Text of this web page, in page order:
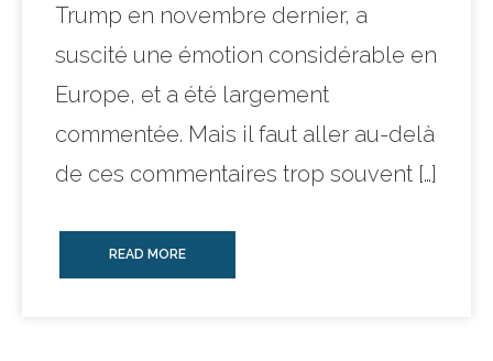
Trump en novembre dernier, a
suscité une émotion considérable en
Europe, et a été largement
commentée. Mais il faut aller au-delà
de ces commentaires trop souvent […]
READ MORE